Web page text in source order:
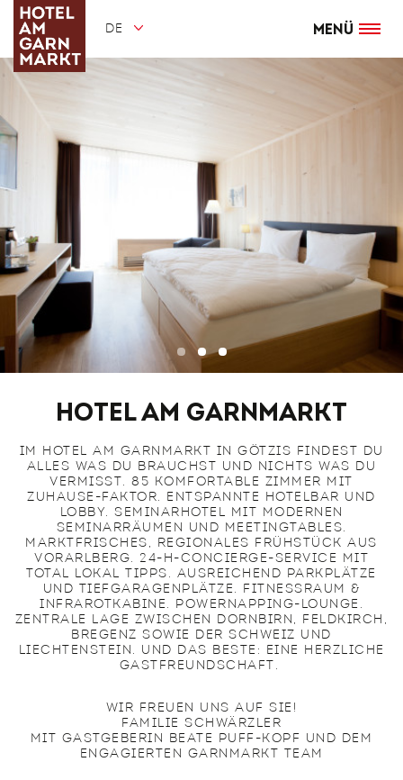
Direkt
Inhalt
Menü
DE
Hotel am Garnmarkt
IM HOTEL AM GARNMARKT IN GÖTZIS FINDEST DU
ALLES WAS DU BRAUCHST UND NICHTS WAS DU
VERMISST. 85 KOMFORTABLE ZIMMER MIT
ZUHAUSE-FAKTOR. ENTSPANNTE HOTELBAR UND
LOBBY. SEMINARHOTEL MIT MODERNEN
SEMINARRÄUMEN UND MEETINGTABLES.
MARKTFRISCHES, REGIONALES FRÜHSTÜCK AUS
VORARLBERG. 24-H-CONCIERGE-SERVICE MIT
TOTAL LOKAL TIPPS. AUSREICHEND PARKPLÄTZE
UND TIEFGARAGENPLÄTZE. FITNESSRAUM &
INFRAROTKABINE. POWERNAPPING-LOUNGE.
ZENTRALE LAGE ZWISCHEN DORNBIRN, FELDKIRCH,
BREGENZ SOWIE DER SCHWEIZ UND
LIECHTENSTEIN. UND DAS BESTE: EINE HERZLICHE
GASTFREUNDSCHAFT.
WIR FREUEN UNS AUF SIE!
FAMILIE SCHWÄRZLER
MIT GASTGEBERIN BEATE PUFF-KOPF UND DEM
ENGAGIERTEN GARNMARKT TEAM